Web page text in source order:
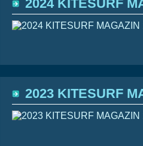
2024 KITESURF
2023 KITESURF